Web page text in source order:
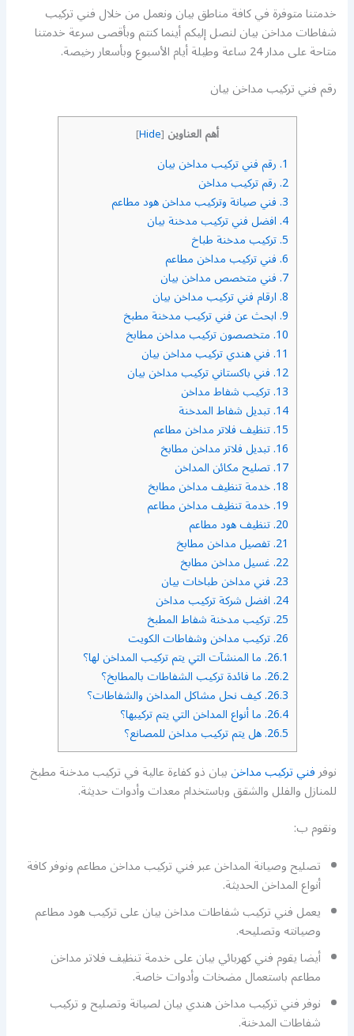
خدمتنا متوفرة في كافة مناطق بيان ونعمل من خلال فني تركيب
شفاطات مداخن بيان لنصل إليكم أينما كنتم وبأقصى سرعة خدمتنا
متاحة على مدار 24 ساعة وطيلة أيام الأسبوع وبأسعار رخيصة.
رقم فني تركيب مداخن بيان
أهم العناوين [
Hide
]
1. رقم فني تركيب مداخن بيان
2. رقم تركيب مداخن
3. فني صيانة وتركيب مداخن هود مطاعم
4. افضل فني تركيب مدخنة بيان
5. تركيب مدخنة طباخ
6. فني تركيب مداخن مطاعم
7. فني متخصص مداخن بيان
8. ارقام فني تركيب مداخن بيان
9. ابحث عن فني تركيب مدخنة مطبخ
10. متخصصون تركيب مداخن مطابخ
11. فني هندي تركيب مداخن بيان
12. فني باكستاني تركيب مداخن بيان
13. تركيب شفاط مداخن
14. تبديل شفاط المدخنة
15. تنظيف فلاتر مداخن مطاعم
16. تبديل فلاتر مداخن مطابخ
17. تصليح مكائن المداخن
18. خدمة تنظيف مداخن مطابخ
19. خدمة تنظيف مداخن مطاعم
20. تنظيف هود مطاعم
21. تفصيل مداخن مطابخ
22. غسيل مداخن مطابخ
23. فني مداخن طباخات بيان
24. افضل شركة تركيب مداخن
25. تركيب مدخنة شفاط المطبخ
26. تركيب مداخن وشفاطات الكويت
26.1. ما المنشآت التي يتم تركيب المداخن لها؟
26.2. ما فائدة تركيب الشفاطات بالمطابخ؟
26.3. كيف نحل مشاكل المداخن والشفاطات؟
26.4. ما أنواع المداخن التي يتم تركيبها؟
26.5. هل يتم تركيب مداخن للمصانع؟
نوفرفني تركيب مداخنبيان ذو كفاءة عالية في تركيب مدخنة مطبخ
للمنازل والفلل والشقق وباستخدام معدات وأدوات حديثة.
ونقوم ب:
تصليح وصيانة المداخن عبر فني تركيب مداخن مطاعم ونوفر كافة
أنواع المداخن الحديثة.
يعمل فني تركيب شفاطات مداخن بيان على تركيب هود مطاعم
وصيانته وتصليحه.
أيضا يقوم فني كهربائي بيان على خدمة تنظيف فلاتر مداخن
مطاعم باستعمال مضخات وأدوات خاصة.
نوفر فني تركيب مداخن هندي بيان لصيانة وتصليح و تركيب
شفاطات المدخنة.